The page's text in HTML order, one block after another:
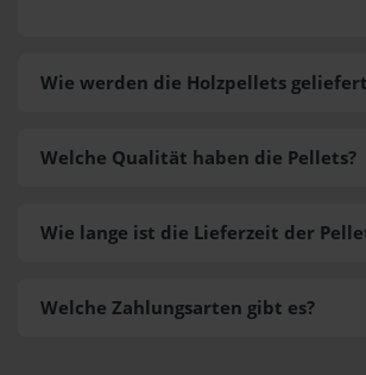
Wie werden die Holzpellets
Welche Zahlungsarten gibt es?
Welche Qualität haben die Pellets?
Wie lange ist die Lieferzeit der